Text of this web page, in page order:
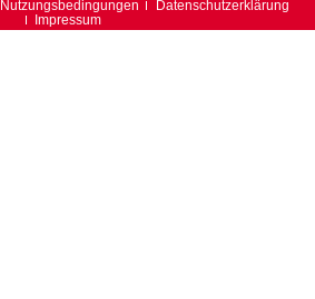
Nutzungsbedingungen
Datenschutzerklärung
Impressum